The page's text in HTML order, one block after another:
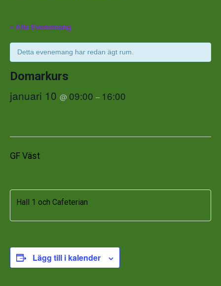
« Alla Evenemang
Detta evenemang har redan ägt rum.
Domarkurs
januari 10 @ 09:00 – 16:00
GF Väst
Hall 1 och Cafeterian
Lägg till i kalender